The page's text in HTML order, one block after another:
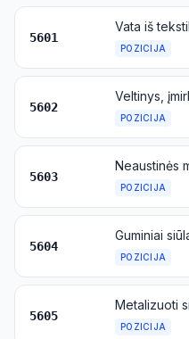
5601
POZICIJA
5602
POZICIJA
5603
POZICIJA
5604
POZICIJA
5605
POZICIJA